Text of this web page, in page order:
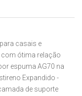
casais e
ótima relação
espuma AG70 na
Expandido -
de suporte